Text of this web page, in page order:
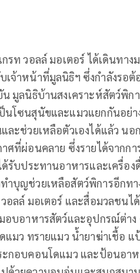
รท วอลล์ มอเตอร์ ได้เดินทา
เจ้าหน้าที่มูลนิธิฯ ซึ่งกำลังรอ
มูลนิธิบ้านสงเคราะห์สัตว์พิก
นโซนสุนัขและแมวแยกกันอย่
ละช่วยเหลือตัวเองได้แล้ว น
าศที่ผ่อนคลาย ซึ่งรายได้จาก
ด้รับประทานอาหารและเครื่อ
ำบุญช่วยเหลือสัตว์พิการอีกท
อลล์ มอเตอร์ และสื่อมวลชน
อบอาหารสัตว์และอุปกรณ์ต่า
แมว ทรายแมว น้ำยาฆ่าเชื้อ
กอบคอนโดแมว และป้อนอา